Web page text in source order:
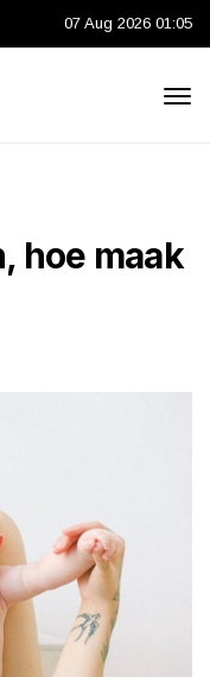
07 Aug 2026 01:05
hoe maak